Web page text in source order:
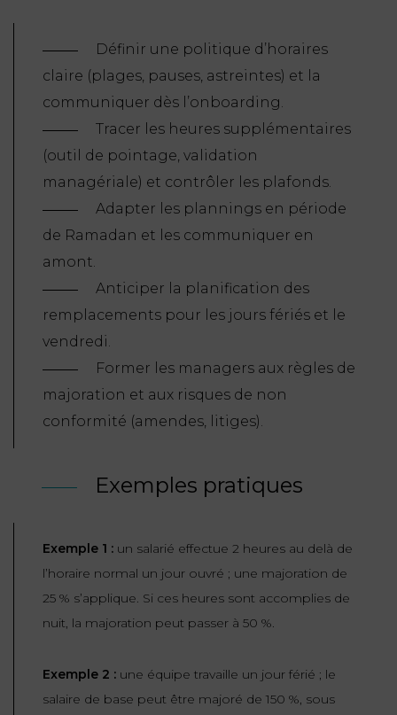
Définir une politique d’horaires
claire (plages, pauses, astreintes) et la
communiquer dès l’onboarding.
Tracer les heures supplémentaires
(outil de pointage, validation
managériale) et contrôler les plafonds.
Adapter les plannings en période
de Ramadan et les communiquer en
amont.
Anticiper la planification des
remplacements pour les jours fériés et le
vendredi.
Former les managers aux règles de
majoration et aux risques de non
conformité (amendes, litiges).
Exemples pratiques
Exemple 1 : un salarié effectue 2 heures au delà de
l’horaire normal un jour ouvré ; une majoration de
25 % s’applique. Si ces heures sont accomplies de
nuit, la majoration peut passer à 50 %.
Exemple 2 : une équipe travaille un jour férié ; le
salaire de base peut être majoré de 150 %, sous